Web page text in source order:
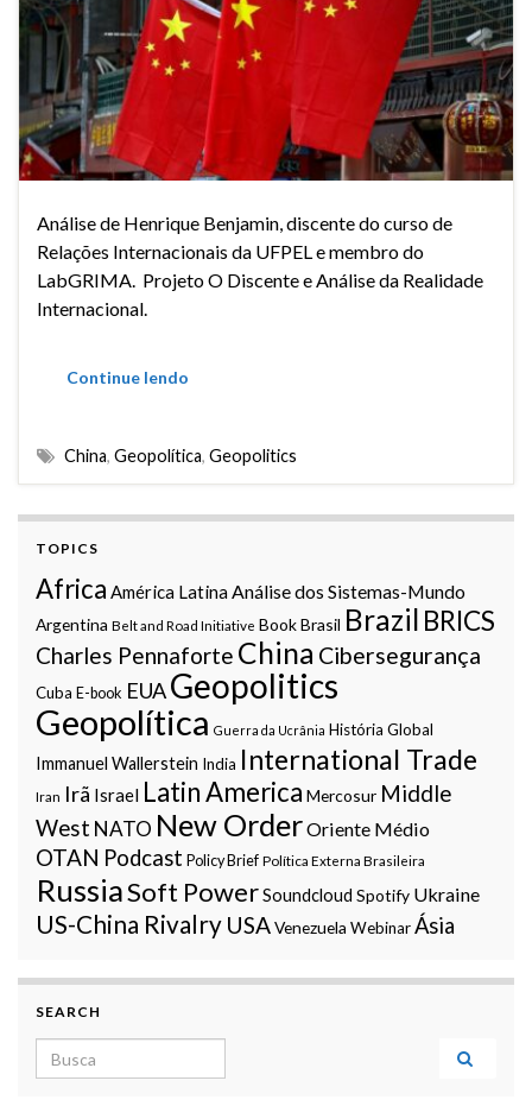
Análise de Henrique Benjamin, discente do curso de
Relações Internacionais da UFPEL e membro do
LabGRIMA. Projeto O Discente e Análise da Realidade
Internacional.
Continue lendo
China, Geopolítica, Geopolitics
TOPICS
Africa América LatinaAnálise dos Sistemas-Mundo
Argentina Belt and Road Initiative BookBrasil Brazil BRICS
Charles Pennaforte China Cibersegurança
Cuba E-book EUAGeopolitics
Geopolítica Guerra da Ucrânia História Global
Immanuel Wallerstein India International Trade
Iran Irã Israel Latin America Mercosur Middle
West NATO New OrderOriente Médio
OTAN Podcast Policy Brief Política Externa Brasileira
RussiaSoft PowerSoundcloud Spotify Ukraine
US-China Rivalry USAVenezuela WebinarÁsia
SEARCH
Search for: